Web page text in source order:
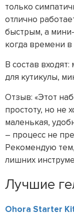
только
отлично
быстрым, а
когда времени в
В состав
для кутикулы,
Отзыв: «Этот
простоту, но не
маленькая,
– процесс не
Рекомендую
лишних
Лучшие
Ohora Starter